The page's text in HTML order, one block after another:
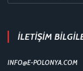
İLETİŞİM
INFO@E-POLONYA.COM